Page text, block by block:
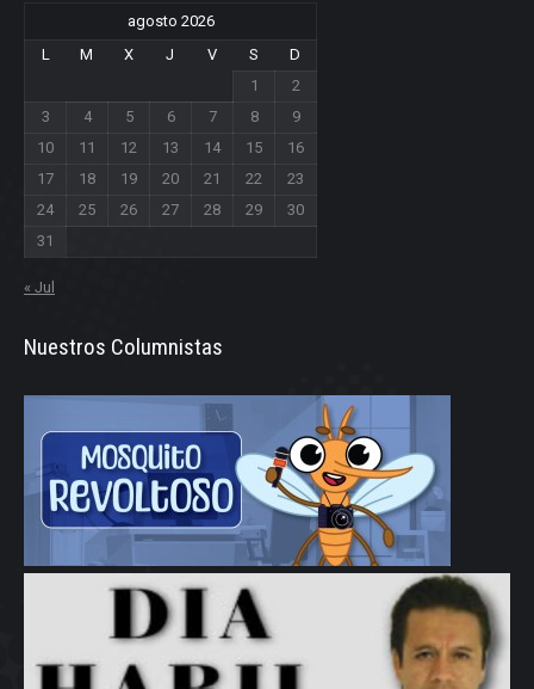
agosto 2026
L
M X J V S
D
1
2
3
4 5 6 7 8
9
10
11 12 13 14 15
16
17
18 19 20 21 22
23
24
25 26 27 28 29
30
31
« Jul
Nuestros Columnistas